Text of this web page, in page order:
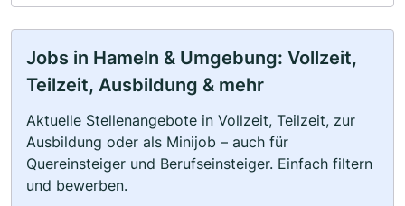
Jobs in Hameln & Umgebung: Vollzeit,
Teilzeit, Ausbildung & mehr
Aktuelle Stellenangebote in Vollzeit, Teilzeit, zur
Ausbildung oder als Minijob – auch für
Quereinsteiger und Berufseinsteiger. Einfach filtern
und bewerben.